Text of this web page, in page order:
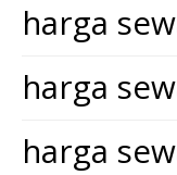
harga
harga
harga